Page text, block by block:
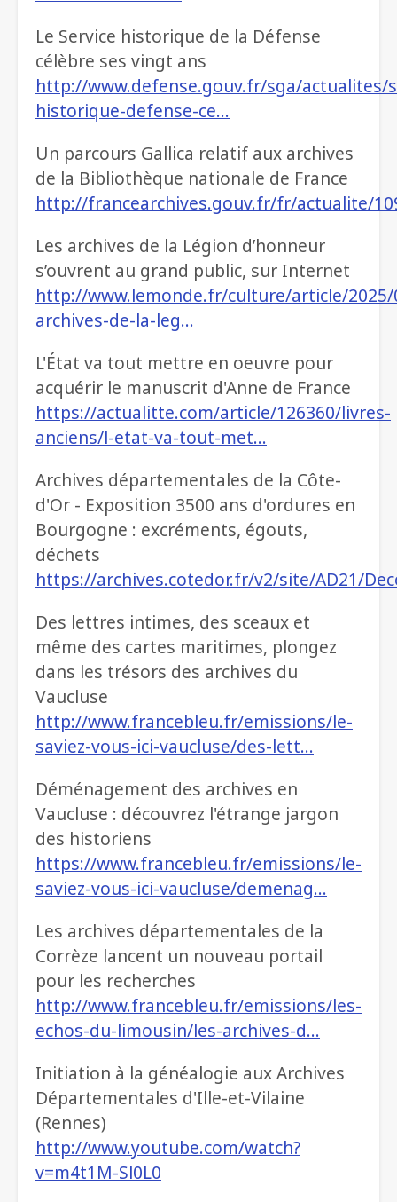
Le Service historique de la Défense
célèbre ses vingt ans
http://www.defense.gouv.fr/sga/actualites/
historique-defense-ce…
Un parcours Gallica relatif aux archives
de la Bibliothèque nationale de France
http://francearchives.gouv.fr/fr/actualite/
Les archives de la Légion d’honneur
s’ouvrent au grand public, sur Internet
http://www.lemonde.fr/culture/article/2025/
archives-de-la-leg…
L'État va tout mettre en oeuvre pour
acquérir le manuscrit d'Anne de France
https://actualitte.com/article/126360/livres-
anciens/l-etat-va-tout-met…
Archives départementales de la Côte-
d'Or - Exposition 3500 ans d'ordures en
Bourgogne : excréments, égouts,
déchets
https://archives.cotedor.fr/v2/site/AD21/
Des lettres intimes, des sceaux et
même des cartes maritimes, plongez
dans les trésors des archives du
Vaucluse
http://www.francebleu.fr/emissions/le-
saviez-vous-ici-vaucluse/des-lett…
Déménagement des archives en
Vaucluse : découvrez l'étrange jargon
des historiens
https://www.francebleu.fr/emissions/le-
saviez-vous-ici-vaucluse/demenag…
Les archives départementales de la
Corrèze lancent un nouveau portail
pour les recherches
http://www.francebleu.fr/emissions/les-
echos-du-limousin/les-archives-d…
Initiation à la généalogie aux Archives
Départementales d'Ille-et-Vilaine
(Rennes)
http://www.youtube.com/watch?
v=m4t1M-Sl0L0